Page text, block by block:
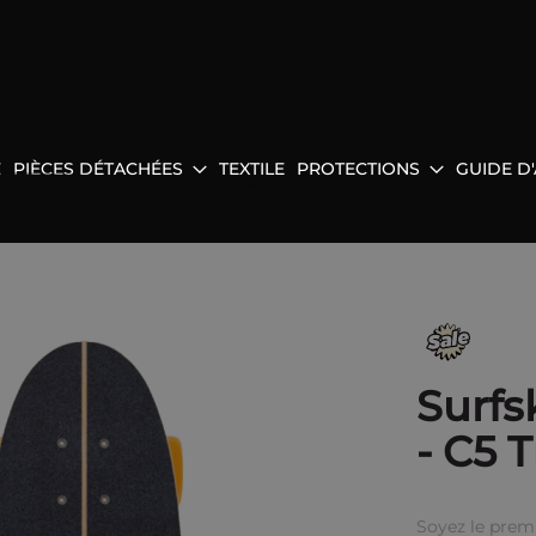
PIÈCES DÉTACHÉES TEXTILE PROTECTIONS GUIDE
- C5
Soyez le